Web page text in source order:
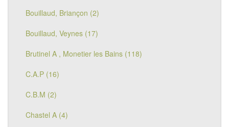
Bouillaud, Briançon (2)
Bouillaud, Veynes (17)
Brutinel A , Monetier les Bains (118)
C.A.P (16)
C.B.M (2)
Chastel A (4)